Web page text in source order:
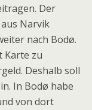
Der
Narvik
nach Bodø.
Karte zu
Deshalb soll
In Bodø habe
von dort